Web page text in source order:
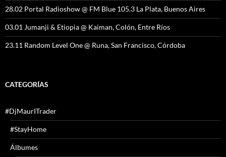
28.02 Portal Radioshow @ FM Blue 105.3 La Plata, Buenos Aires
03.01 Jumanji & Etiopia @ Kaiman, Colón, Entre Ríos
23.11 Random Level One @ Runa, San Francisco, Córdoba
CATEGORÍAS
#DjMaurITrader
#StayHome
Álbumes